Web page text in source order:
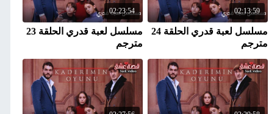
02:13:59
مسلسل لعبة قدري الحلقة 24
مترجم
02:23:54
مسلسل لعبة قدري الحلقة 23
مترجم